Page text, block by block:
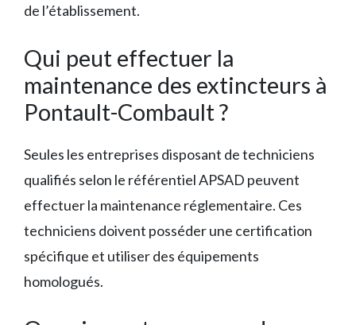
de l’établissement.
Qui peut effectuer la
maintenance des extincteurs à
Pontault-Combault ?
Seules les entreprises disposant de techniciens
qualifiés selon le référentiel APSAD peuvent
effectuer la maintenance réglementaire. Ces
techniciens doivent posséder une certification
spécifique et utiliser des équipements
homologués.